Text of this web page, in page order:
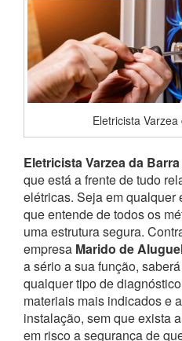
Eletricista
Eletricista Varzea da
que está a frente de tudo
elétricas. Seja em qualquer
que entende de todos os
uma estrutura segura.
empresa Marido de
a sério a sua função,
qualquer tipo de
materiais mais indicados e
instalação, sem que exista
em risco a segurança de